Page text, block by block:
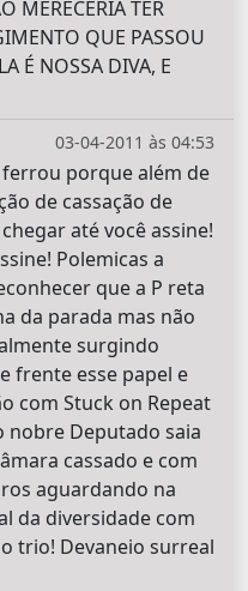
MERECERIA TER
QUE PASSOU
É NOSSA DIVA, E
03-04-2011 às 04:53
porque além de
de cassação de
até você assine!
Polemicas a
que a P reta
da parada mas não
surgindo
frente esse papel e
com Stuck on Repeat
nobre Deputado saia
cassado e com
aguardando na
da diversidade com
trio! Devaneio surreal